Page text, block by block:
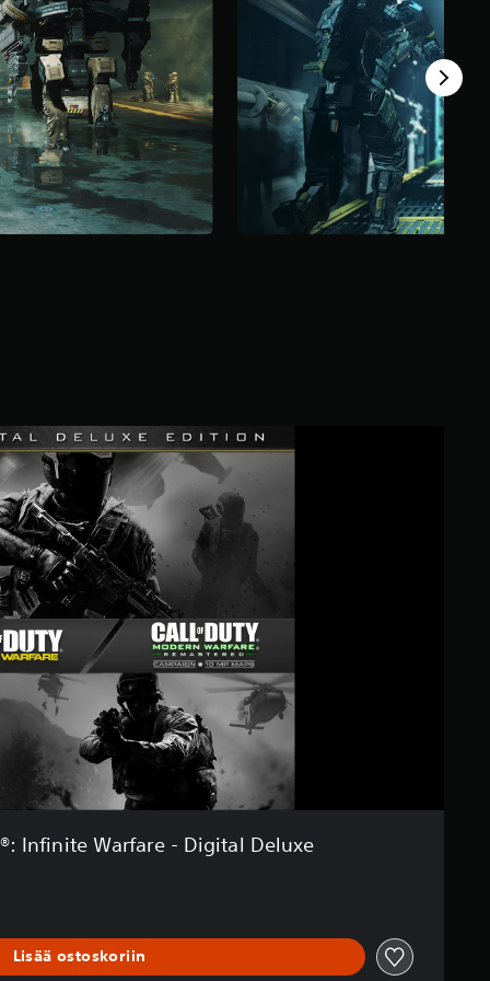
Infinite Warfare - Digital Deluxe
Lisää ostoskoriin